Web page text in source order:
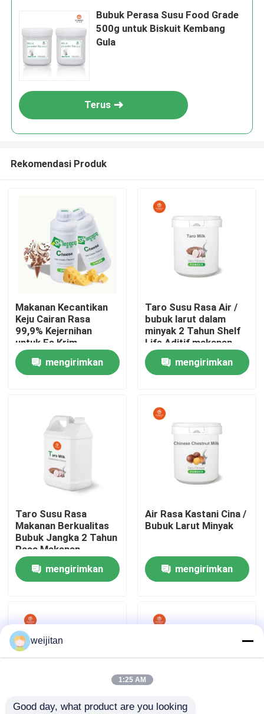
Rumah
Tentang kami
Tur Pabrik
Kontrol kualitas
Permintaan Penawaran
Rasa Minuman
Bubuk Perasa Susu Food Grade
500g untuk Biskuit Kembang
Gula
Terus
Rekomendasi Produk
Makanan Kecantikan
Keju Cairan Rasa
99,9% Kejernihan
untuk Es Krim
mengirimkan
Taro Susu Rasa Air /
bubuk larut dalam
minyak 2 Tahun Shelf
Life Aditif makanan
mengirimkan
Taro Susu Rasa
Makanan Berkualitas
Bubuk Jangka 2 Tahun
Rasa Makanan
Makanan Aditif Cairan
Air/Minyak Larut
mengirimkan
Air Rasa Kastani Cina /
Bubuk Larut Minyak
mengirimkan
weijitan
1:25 AM
Good day, what product are you looking